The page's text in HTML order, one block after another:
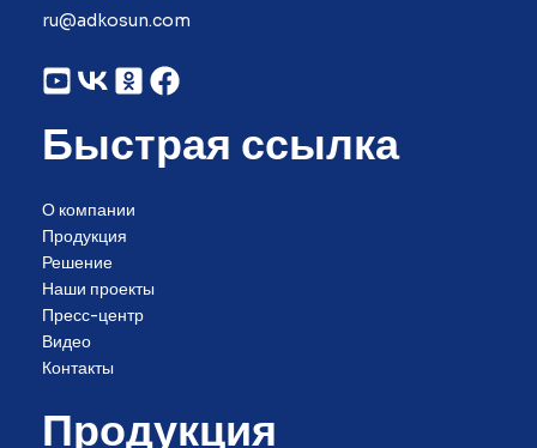
ru@adkosun.com
Быстрая ссылка
О компании
Продукция
Решение
Наши проекты
Пресс-центр
Видео
Контакты
Продукция